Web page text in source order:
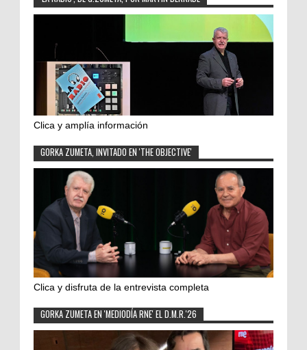
Clica y amplía información
GORKA ZUMETA, INVITADO EN 'THE OBJECTIVE'
Clica y disfruta de la entrevista completa
GORKA ZUMETA EN 'MEDIODÍA RNE' EL D.M.R.'26